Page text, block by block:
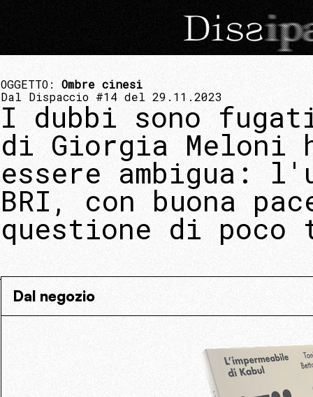
OGGETTO: Ombre cinesi
Dal Dispaccio #14 del 29.11.2023
I dubbi sono
di Giorgia Meloni
essere ambigua:
BRI, con buona
questione di poco
Dal negozio